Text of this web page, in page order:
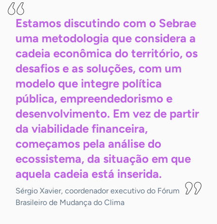
Estamos discutindo com o Sebrae
uma metodologia que considera a
cadeia econômica do território, os
desafios e as soluções, com um
modelo que integre política
pública, empreendedorismo e
desenvolvimento. Em vez de partir
da viabilidade financeira,
começamos pela análise do
ecossistema, da situação em que
aquela cadeia está inserida.
Sérgio Xavier, coordenador executivo do Fórum
Brasileiro de Mudança do Clima